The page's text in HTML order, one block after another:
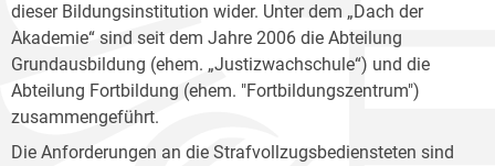
dieser Bildungsinstitution wider. Unter dem „Dach der
Akademie“ sind seit dem Jahre 2006 die Abteilung
Grundausbildung (ehem. „Justizwachschule“) und die
Abteilung Fortbildung (ehem. "Fortbildungszentrum")
zusammengeführt.
Die Anforderungen an die Strafvollzugsbediensteten sind